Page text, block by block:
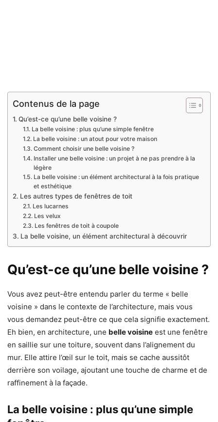
Contenus de la page
Qu’est-ce qu’une belle voisine ?
La belle voisine : plus qu’une simple fenêtre
La belle voisine : un atout pour votre maison
Comment choisir une belle voisine ?
Installer une belle voisine : un projet à ne pas prendre à la
légère
La belle voisine : un élément architectural à la fois pratique
et esthétique
Les autres types de fenêtres de toit
Les lucarnes
Les velux
Les fenêtres de toit à coupole
La belle voisine, un élément architectural à découvrir
Qu’est-ce qu’une belle voisine ?
Vous avez peut-être entendu parler du terme « belle
voisine » dans le contexte de l’architecture, mais vous
vous demandez peut-être ce que cela signifie exactement.
Eh bien, en architecture, une belle voisine est une fenêtre
en saillie sur une toiture, souvent dans l’alignement du
mur. Elle attire l’œil sur le toit, mais se cache aussitôt
derrière son voilage, ajoutant une touche de charme et de
raffinement à la façade.
La belle voisine : plus qu’une simple